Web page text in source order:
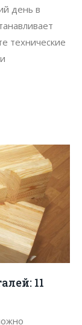
день в
технические
11